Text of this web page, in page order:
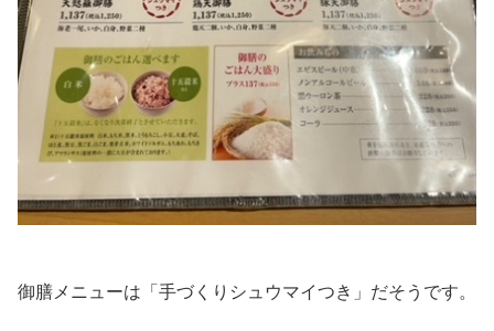
御膳メニューは「手づくりシュウマイつき」だそうです。